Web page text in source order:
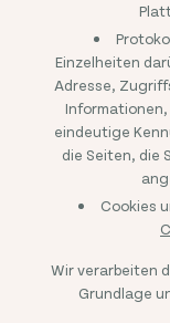
Einzelheiten
Adresse,
eindeutige
die Seiten, die
Cookies
Wir verarbeiten
Grundlage